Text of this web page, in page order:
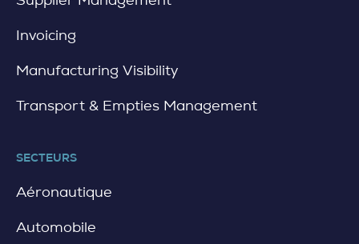
Invoicing
Manufacturing Visibility
Transport & Empties Management
SECTEURS
Aéronautique
Automobile